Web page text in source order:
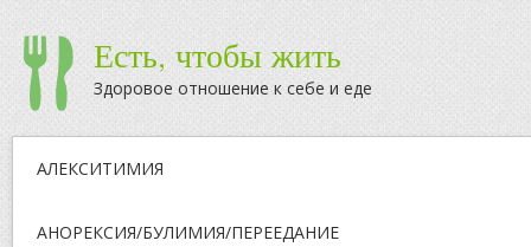
Есть, чтобы жить
Здоровое отношение к себе и еде
АЛЕКСИТИМИЯ
АНОРЕКСИЯ/БУЛИМИЯ/ПЕРЕЕДАНИЕ